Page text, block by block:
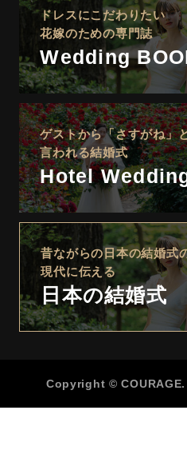
ドレスにこだわりたい
花嫁のための専門誌
Wedding
ゲストから「さすがね」
言われる結婚式
Hotel
昔ながらの日本の結婚式
現代に伝える
日本の結婚式
Copyright ©